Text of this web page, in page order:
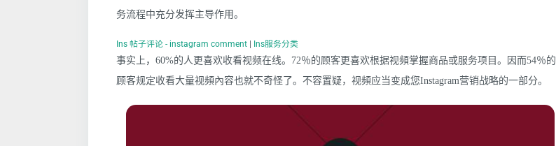
务流程中充分发挥主导作用。
Ins 帖子评论 - instagram comment Ins服务分类
事实上，60%的人更喜欢收看视频在线。72％的顾客更喜欢根据视頻掌握商品或服务项目。因而54％的
顾客规定收看大量视頻內容也就不奇怪了。不容置疑，视頻应当变成您Instagram营销战略的一部分。